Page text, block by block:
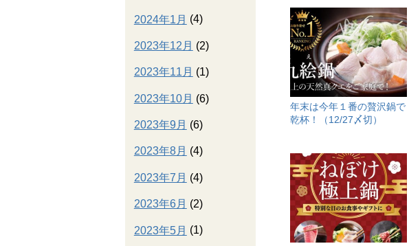
年末は今年１番の贅沢鍋で
乾杯！（12/27〆切）
2024年1月 (4)
2023年12月 (2)
2023年11月 (1)
2023年10月 (6)
2023年9月 (6)
2023年8月 (4)
2023年7月 (4)
2023年6月 (2)
2023年5月 (1)